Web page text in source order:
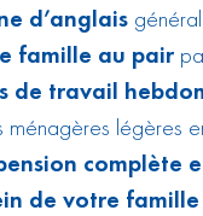
d’anglais
famille au pair
de travail
ménagères légères
complète
de votre